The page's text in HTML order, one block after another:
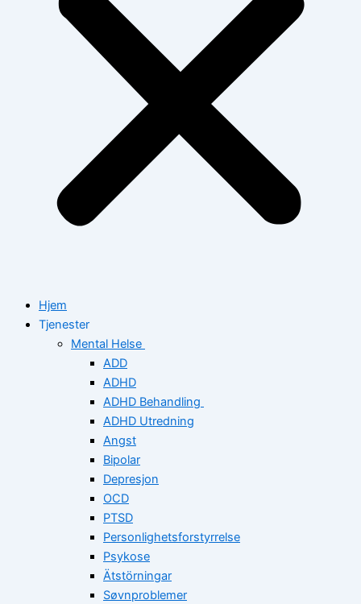
Hjem
Tjenester
Mental Helse
ADD
ADHD
ADHD Behandling
ADHD Utredning
Angst
Bipolar
Depresjon
OCD
PTSD
Personlighetsforstyrrelse
Psykose
Ätstörningar
Søvnproblemer